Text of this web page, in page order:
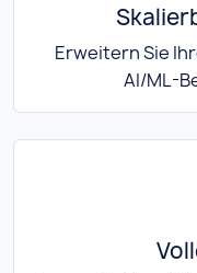
Erweitern Sie
AI/ML-